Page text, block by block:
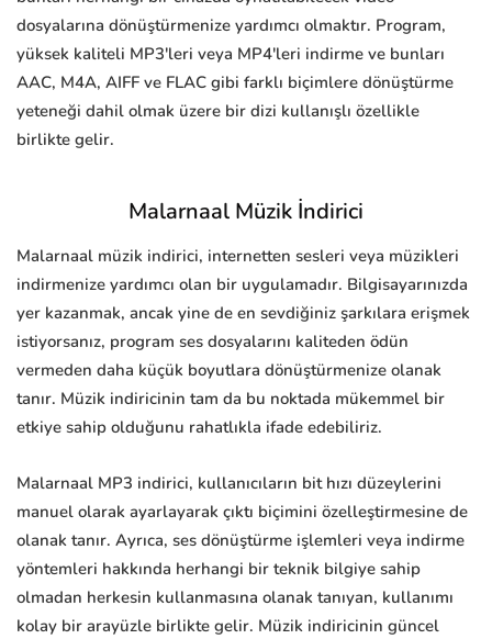
dosyalarına dönüştürmenize yardımcı olmaktır. Program,
yüksek kaliteli MP3'leri veya MP4'leri indirme ve bunları
AAC, M4A, AIFF ve FLAC gibi farklı biçimlere dönüştürme
yeteneği dahil olmak üzere bir dizi kullanışlı özellikle
birlikte gelir.
Malarnaal Müzik İndirici
Malarnaal müzik indirici, internetten sesleri veya müzikleri
indirmenize yardımcı olan bir uygulamadır. Bilgisayarınızda
yer kazanmak, ancak yine de en sevdiğiniz şarkılara erişmek
istiyorsanız, program ses dosyalarını kaliteden ödün
vermeden daha küçük boyutlara dönüştürmenize olanak
tanır. Müzik indiricinin tam da bu noktada mükemmel bir
etkiye sahip olduğunu rahatlıkla ifade edebiliriz.
Malarnaal MP3 indirici, kullanıcıların bit hızı düzeylerini
manuel olarak ayarlayarak çıktı biçimini özelleştirmesine de
olanak tanır. Ayrıca, ses dönüştürme işlemleri veya indirme
yöntemleri hakkında herhangi bir teknik bilgiye sahip
olmadan herkesin kullanmasına olanak tanıyan, kullanımı
kolay bir arayüzle birlikte gelir. Müzik indiricinin güncel